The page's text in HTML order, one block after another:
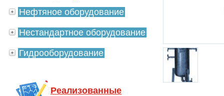
Нефтяное оборудование
Нестандартное оборудование
Гидрооборудование
Реализованные